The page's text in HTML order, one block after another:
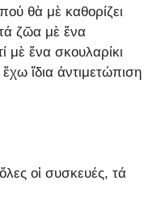
θὰ μὲ καθορίζει
ζῶα μὲ ἕνα
μὲ ἕνα σκουλαρίκι
ἴδια ἀντιμετώπιση
οἱ συσκευές, τά